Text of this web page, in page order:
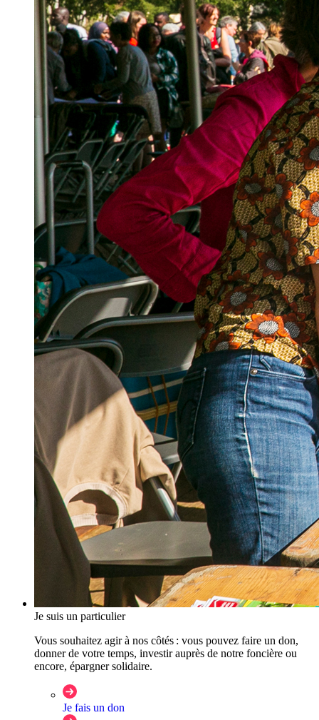
Je suis un particulier
Vous souhaitez agir à nos côtés : vous pouvez faire un don,
donner de votre temps, investir auprès de notre foncière ou
encore, épargner solidaire.
Je fais un don